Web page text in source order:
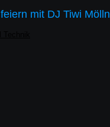
feiern mit DJ Tiwi Mölln